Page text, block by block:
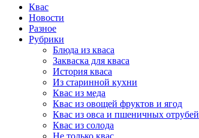
Квас
Новости
Разное
Рубрики
Блюда из кваса
Закваска для кваса
История кваса
Из старинной кухни
Квас из меда
Квас из овощей фруктов и ягод
Квас из овса и пшеничных отрубей
Квас из солода
Не только квас